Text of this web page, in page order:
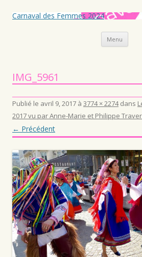
Carnaval des Femmes 2024
Menu
IMG_5961
Publié le avril 9, 2017 à 3774 × 2274dans
2017 vu par Anne-Marie et Philippe
← Précédent